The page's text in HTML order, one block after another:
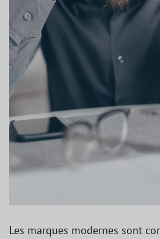
Les marques modernes sont